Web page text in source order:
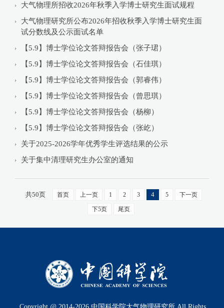
大气物理所招收2026年秋季入学博士研究生面试规程
大气物理研究所公布2026年招收秋季入学博士研究生面
试分数线及公示面试名单
【5.9】博士学位论文答辩报告会（张子珺）
【5.9】博士学位论文答辩报告会（石佳琪）
【5.9】博士学位论文答辩报告会（郭睿伟）
【5.9】博士学位论文答辩报告会（曾思琪）
【5.9】博士学位论文答辩报告会（杨柳）
【5.9】博士学位论文答辩报告会（张屹）
关于2025-2026学年优秀学生评选结果的公示
关于集中清理研究生办公室的通知
共50页 首页 上一页 1 2 3 4 5 下一页
下5页 尾页